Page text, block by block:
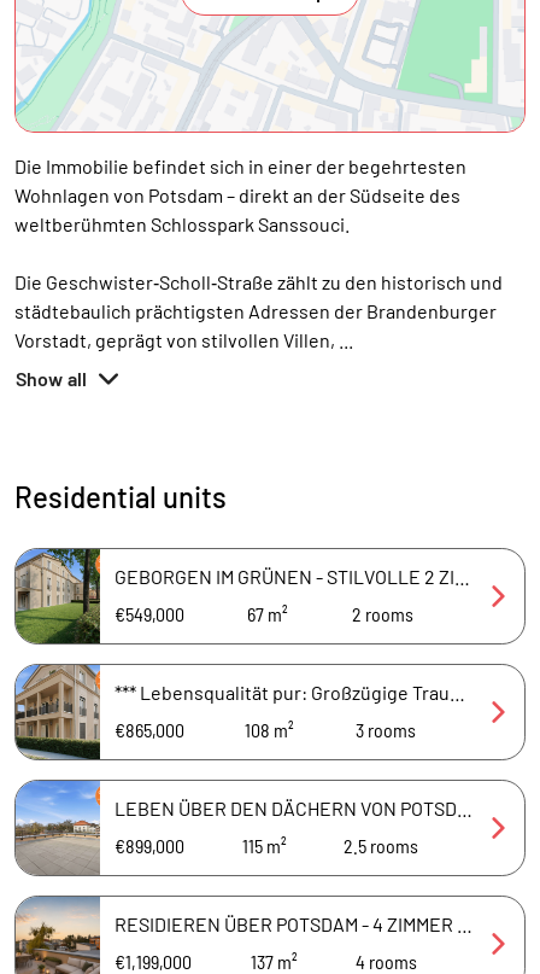
Die Immobilie befindet sich in einer der begehrtesten
Wohnlagen von Potsdam – direkt an der Südseite des
weltberühmten Schlosspark Sanssouci.
Die Geschwister‑Scholl‑Straße zählt zu den historisch und
städtebaulich prächtigsten Adressen der Brandenburger
Vorstadt, geprägt von stilvollen Villen,
Show all
Residential units
€549,000
67 m² 2 rooms
€865,000
108 m² 3 rooms
€899,000
115 m² 2.5 rooms
€1,199,000
137 m² 4 rooms